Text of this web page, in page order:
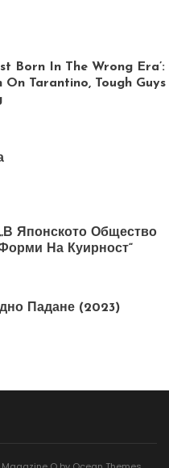
Born In The Wrong Era’:
On Tarantino, Tough Guys
Японското Общество
На Куирност“
Падане (2023)